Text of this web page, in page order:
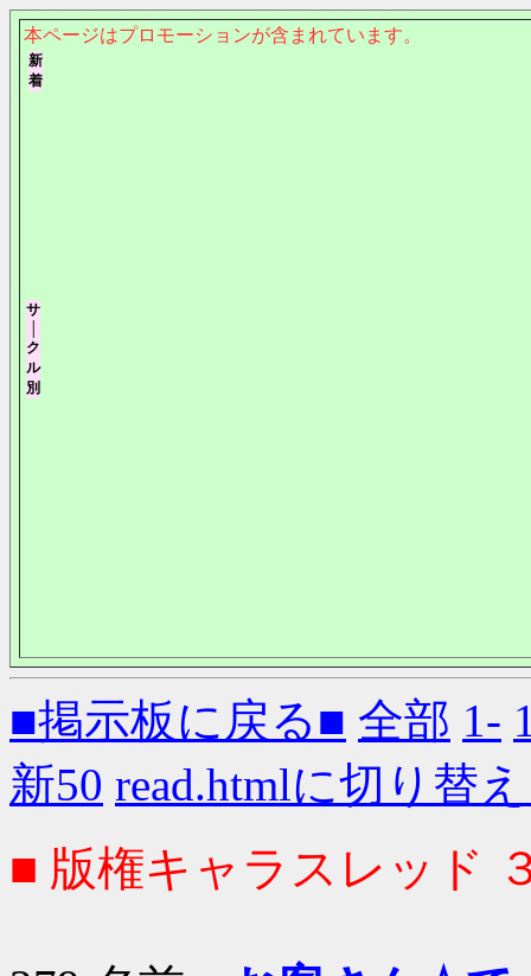
本ページはプロモーションが含まれています。
■掲示板に戻る■ 全部 1-
新50 read.htmlに切り替
■ 版権キャラスレッド